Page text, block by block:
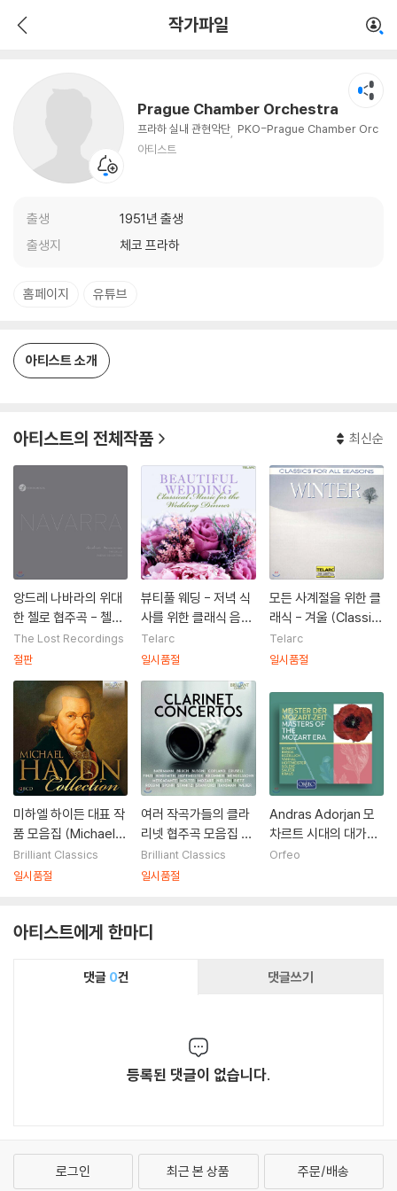
작가파일
Prague Chamber Orchestra
프라하 실내 관현악단 PKO-Prague Chamber Orc
hestra (PKO) / PKO-Prazsky komorni orchest
아티스트
출생
1951년 출생
출생지
체코 프라하
홈페이지 유튜브
아티스트 소개
아티스트의 전체작품 최신순
앙드레 나바라의 위대
한 첼로 협주곡 - 첼로
피닉스 컬렉션 (The
Cello)
The Lost Recordings
절판
뷰티풀 웨딩 - 저녁 식
사를 위한 클래식 음악
(Beautiful Wedding
- Classical Music f
ner)
Telarc
일시품절
모든 사계절을 위한 클
래식 - 겨울 (Classic
s for Winter)
Telarc
일시품절
미하엘 하이든 대표 작
품 모음집 (Michael H
aydn Collection)
Brilliant Classics
일시품절
여러 작곡가들의 클라
리넷 협주곡 모음집 (C
larinet Concertos)
Brilliant Classics
일시품절
Andras Adorjan 모
차르트 시대의 대가들
(Masters of the M
Orfeo
아티스트에게 한마디
댓글 0건 댓글쓰기
등록된 댓글이 없습니다.
로그인 최근 본 상품 주문/배송